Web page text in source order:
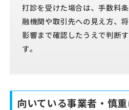
打診を受けた場合は、手数料
融機関や取引先への見え方、
影響まで確認したうえで判断
す。
向いている事業者・慎